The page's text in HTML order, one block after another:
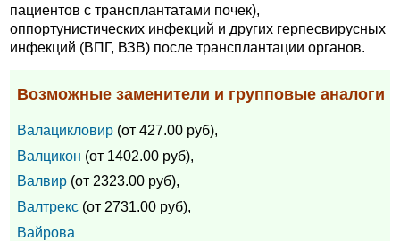
пациентов с трансплантатами почек),
оппортунистических инфекций и других герпесвирусных
инфекций (ВПГ, ВЗВ) после трансплантации органов.
Возможные заменители и групповые аналоги
Валацикловир (от 427.00 руб),
Валцикон (от 1402.00 руб),
Валвир (от 2323.00 руб),
Валтрекс (от 2731.00 руб),
Вайрова